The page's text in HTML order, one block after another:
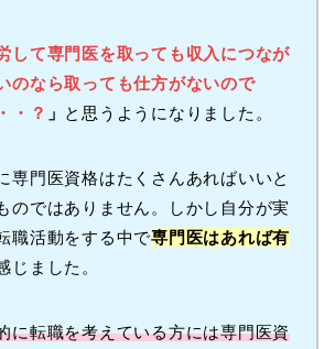
して専門医を取っても収入につなが
のなら取っても仕方がないので
・？ 」 と思うようになりました。
専門医資格はたくさんあればいいと
のではありません。しかし自分が実
職活動をする中で専門医はあれば有
じました。
に転職を考えている方には専門医資